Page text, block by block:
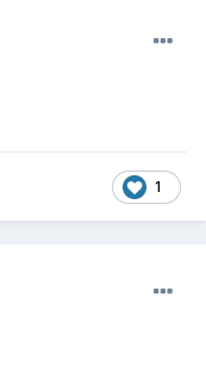
1